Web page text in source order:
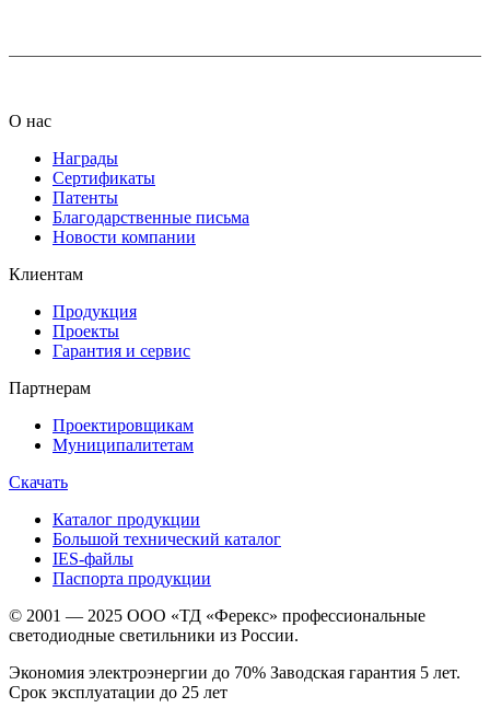
О нас
Награды
Сертификаты
Патенты
Благодарственные письма
Новости компании
Клиентам
Продукция
Проекты
Гарантия и сервис
Партнерам
Проектировщикам
Муниципалитетам
Скачать
Каталог продукции
Большой технический каталог
IES-файлы
Паспорта продукции
© 2001 — 2025 ООО «ТД «Ферекс» профессиональные
светодиодные светильники из России.
Экономия электроэнергии до 70% Заводская гарантия 5 лет.
Срок эксплуатации до 25 лет